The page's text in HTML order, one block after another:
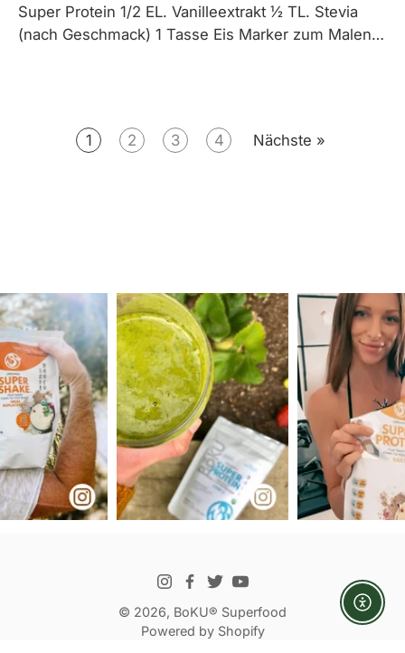
Super Protein 1/2 EL. Vanilleextrakt ½ TL. Stevia
(nach Geschmack) 1 Tasse Eis Marker zum Malen
Gläserränder befeuchten...
1
2 3 4 Nächste »
© 2026, BoKU® Superfood
Powered by Shopify